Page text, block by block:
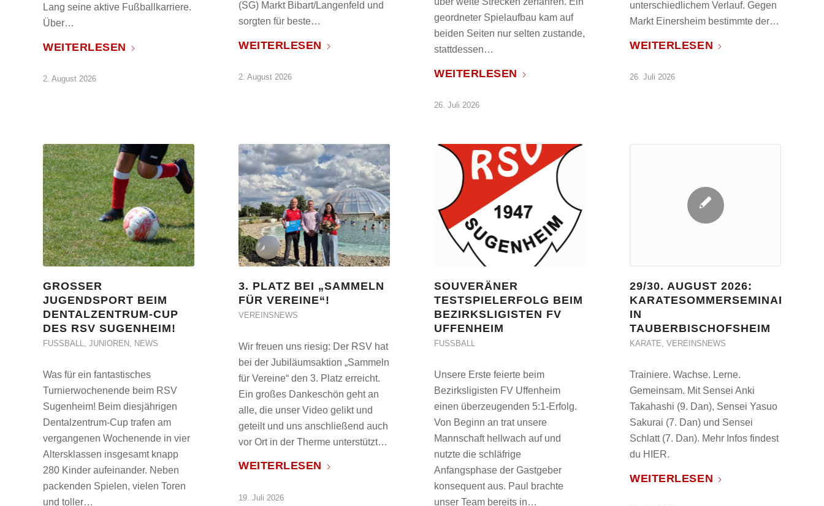
Lang seine aktive Fußballkarriere.
Über…
WEITERLESEN
2. August 2026
(SG) Markt Bibart/Langenfeld und
sorgten für beste…
WEITERLESEN
2. August 2026
geordneter Spielaufbau kam auf
beiden Seiten nur selten zustande,
stattdessen…
WEITERLESEN
26. Juli 2026
unterschiedlichem Verlauf. Gegen
Markt Einersheim bestimmte der…
WEITERLESEN
26. Juli 2026
GROSSER J
UGENDSPORT BEIM D
ENTALZENTRUM-CUP D
ES RSV SUGENHEIM!
FUSSBALL JUNIOREN NEWS
Was für ein fantastisches
Turnierwochenende beim RSV
Sugenheim! Beim diesjährigen
Dentalzentrum-Cup trafen am
vergangenen Wochenende in vier
Altersklassen insgesamt knapp
280 Kinder aufeinander. Neben
packenden Spielen, vielen Toren
und toller…
3. PLATZ BEI „SAMMELN
FÜR VEREINE“!
VEREINSNEWS
Wir freuen uns riesig: Der RSV hat
bei der Jubiläumsaktion „Sammeln
für Vereine“ den 3. Platz erreicht.
Ein großes Dankeschön geht an
alle, die unser Video gelikt und
geteilt und uns anschließend auch
vor Ort in der Therme unterstützt…
WEITERLESEN
19. Juli 2026
SOUVERÄNER
TESTSPIELERFOLG BEIM
BEZIRKSLIGISTEN FV
UFFENHEIM
FUSSBALL
Unsere Erste feierte beim
Bezirksligisten FV Uffenheim
einen überzeugenden 5:1-Erfolg.
Von Beginn an trat unsere
Mannschaft hellwach auf und
nutzte die schläfrige
Anfangsphase der Gastgeber
konsequent aus. Paul brachte
unser Team bereits in…
29/30. AUGUST 2026:
KARATESOMMERSEMINAR
IN
TAUBERBISCHOFSHEIM
KARATE,VEREINSNEWS
Trainiere. Wachse. Lerne.
Gemeinsam. Mit Sensei Anki
Takahashi (9. Dan), Sensei Yasuo
Sakurai (7. Dan) und Sensei
Schlatt (7. Dan). Mehr Infos findest
du HIER.
WEITERLESEN